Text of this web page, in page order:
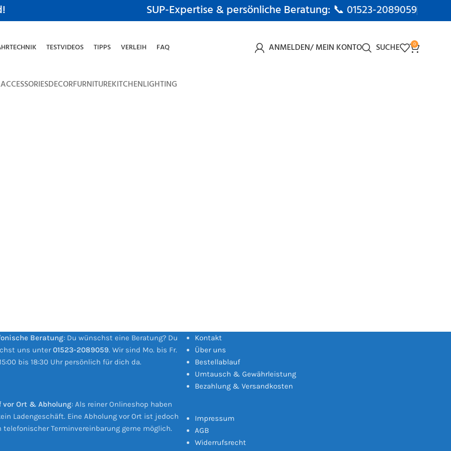
SUP-Expertise & persönliche Beratung: 📞 01523-2089059
TESTVIDEOS TIPPS VERLEIH FAQ ANMELDEN/ MEIN KONTO SUCHE 0
ACCESSORIESDECORFURNITUREKITCHENLIGHTING
Beratung: Du wünschst eine Beratung? Du
uns unter01523-2089059. Wir sind Mo. bis Fr.
bis 18:30 Uhr persönlich für dich da.
vor Ort & Abholung: Als reiner Onlineshop haben
Ladengeschäft. Eine Abholung vor Ort ist jedoch
telefonischer Terminvereinbarung gerne möglich.
Kontakt
Über uns
Bestellablauf
Umtausch & Gewährleistung
Bezahlung & Versandkosten
Impressum
AGB
Widerrufsrecht